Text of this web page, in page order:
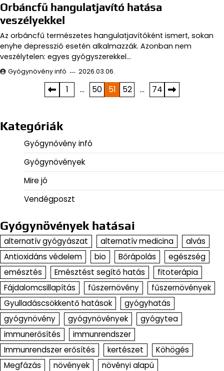
Orbáncfű hangulatjavító hatása
veszélyekkel
Az orbáncfű természetes hangulatjavítóként ismert, sokan
enyhe depresszió esetén alkalmazzák. Azonban nem
veszélytelen: egyes gyógyszerekkel…
Gyógynövény infó 2026.03.06.
Bejegyzések1 … 50 51 52 … 74
Kategóriák
Gyógynővény infó
Gyógynövények
Mire jó
Vendégposzt
Gyógynövények hatásai
alternatív gyógyászat alternatív medicina
alvás
Antioxidáns védelem
bio Bőrápolás
egészség
emésztés
Emésztést segítő hatás
fitoterápia
Fájdalomcsillapítás
fűszernövény
fűszernövények
Gyulladáscsökkentő hatások
gyógyhatás
gyógynövény
gyógynövények
gyógytea
immunerősítés
immunrendszer
Immunrendszer erősítés
kertészet
Köhögés
Megfázás
növények növényi alapú